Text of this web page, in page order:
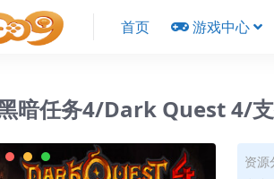
首页 游戏中心
暗任务4/Dark Quest 4/
资